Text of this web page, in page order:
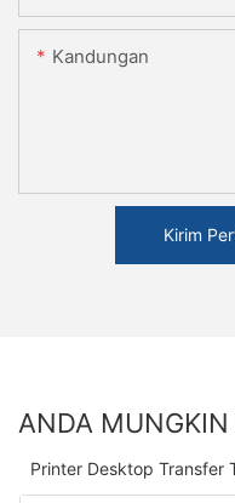
Kandungan
Kirim
ANDA MUNGKIN
Printer Desktop Transfer